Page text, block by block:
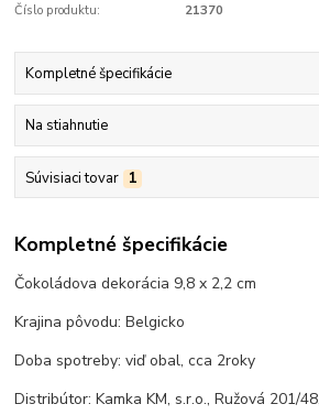
Číslo produktu: 21370
Kompletné špecifikácie
Na stiahnutie
Súvisiaci tovar 1
Kompletné špecifikácie
Čokoládova dekorácia 9,8 x 2,2 cm
Krajina pôvodu: Belgicko
Doba spotreby: viď obal, cca 2roky
Distribútor: Kamka KM, s.r.o., Ružová 201/